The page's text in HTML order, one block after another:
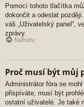
Pomocí tohoto tlačítka
dokončit a odeslat
váš „Uživatelský panel“,
zprávy.
Nahoru
Proč musí být můj
Administrátor fóra se
přispíváte, musí být
ostatní uživatelé. Je také